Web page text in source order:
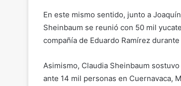
En este mismo sentido, junto a Joaquín
Sheinbaum se reunió con 50 mil
compañía de Eduardo Ramírez
Asimismo, Claudia Sheinbaum
ante 14 mil personas en Cuernavaca,